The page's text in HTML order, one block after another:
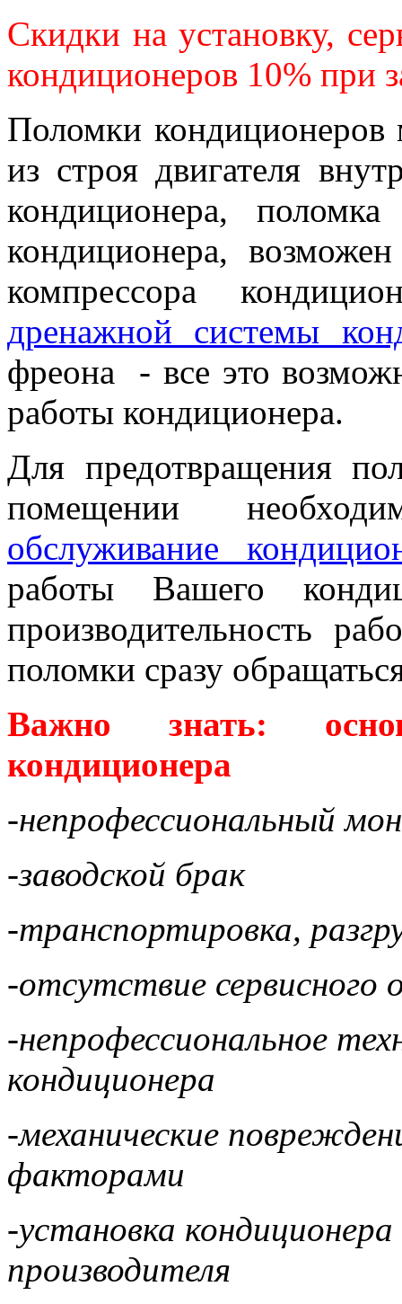
Скидки на установку,
кондиционеров 10% при
Поломки кондиционеров
из строя двигателя
кондиционера,
кондиционера,
компрессора
дренажной системы
фреона - все это
работы кондиционера.
Для предотвращения
помещении
обслуживание
работы Вашего
производительность
поломки сразу
Важно знать:
кондиционера
-непрофессиональный
-заводской брак
-транспортировка,
-отсутствие сервисного
-непрофессиональное
кондиционера
-механические
факторами
-установка
производителя